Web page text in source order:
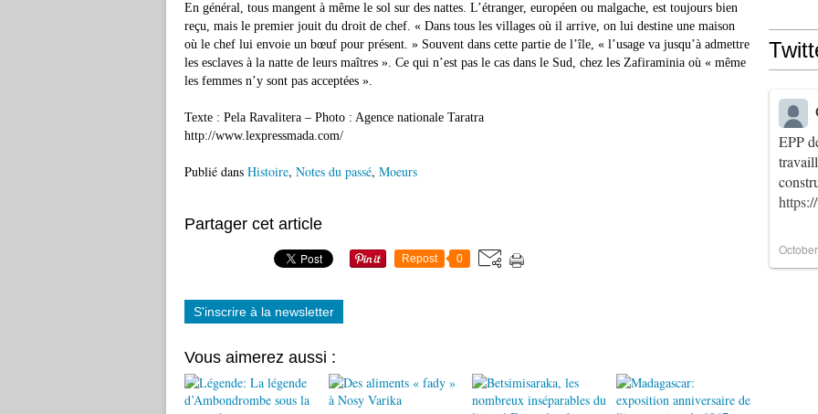
En général, tous mangent à même le sol sur des nattes. L’étranger, européen ou malgache, est toujours bien
reçu, mais le premier jouit du droit de chef. « Dans tous les villages où il arrive, on lui destine une maison
où le chef lui envoie un bœuf pour présent. » Souvent dans cette partie de l’île, « l’usage va jusqu’à admettre
les esclaves à la natte de leurs maîtres ». Ce qui n’est pas le cas dans le Sud, chez les Zafiraminia où « même
les femmes n’y sont pas acceptées ».
Texte : Pela Ravalitera – Photo : Agence nationale Taratra
http://www.lexpressmada.com/
Publié dans Histoire, Notes du passé, Moeurs
Partager cet article
Repost 0
S'inscrire à la newsletter
Vous aimerez aussi :
EPP